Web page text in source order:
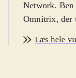
Network.
Omnitrix, der
ydre rum,
Læs hele